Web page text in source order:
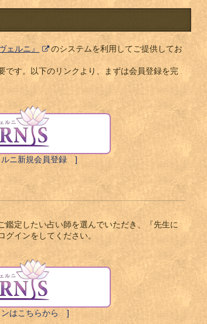
ェルニ』
のシステムを利用してご提供してお
です。以下のリンクより、まずは会員登録を完
ニ新規会員登録 ]
鑑定したい占い師を選んでいただき、『先生に
インをしてください。
はこちらから ]